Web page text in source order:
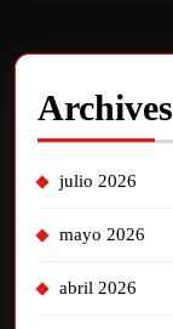
Archives
julio 2026
mayo 2026
abril 2026